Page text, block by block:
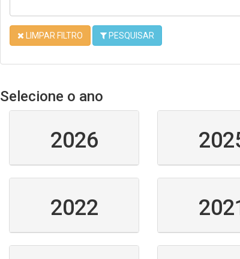
LIMPAR FILTRO PESQUISAR
Selecione o ano
2026
2022